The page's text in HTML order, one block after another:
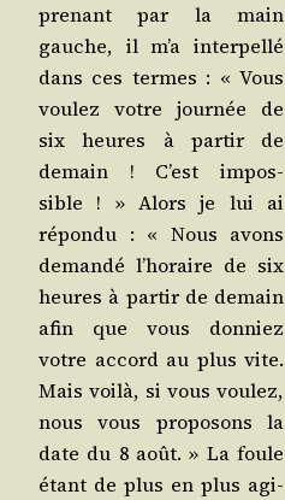
pre­nant par la main
gauche, il m’a inter­pel­lé
dans ces termes : « Vous
vou­lez votre jour­née de
six heures à par­tir de
demain ! C’est impos­
sible ! » Alors je lui ai
répon­du : « Nous avons
deman­dé l’ho­raire de six
heures à par­tir de demain
afin que vous don­niez
votre accord au plus vite.
Mais voi­là, si vous vou­lez,
nous vous pro­po­sons la
date du 8 août. » La foule
étant de plus en plus agi­